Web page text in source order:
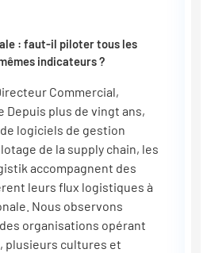
: faut-il piloter tous les
indicateurs ?
Commercial,
Depuis plus de vingt ans,
logiciels de gestion
de la supply chain, les
accompagnent des
leurs flux logistiques à
Nous observons
organisations opérant
plusieurs cultures et